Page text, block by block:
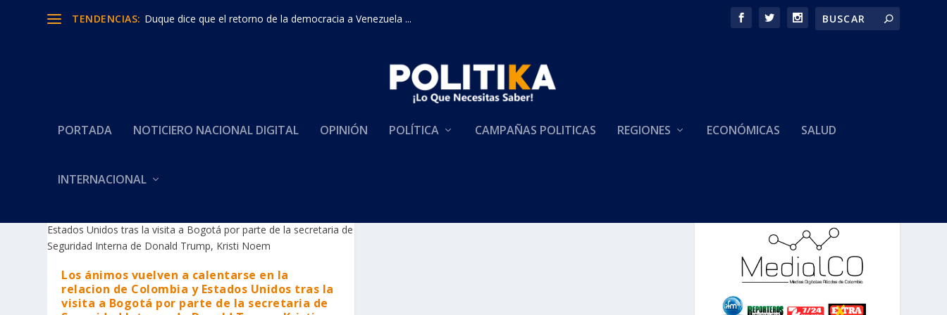
TENDENCIAS: Duque dice que el retorno de la democracia a Venezuela ...
PORTADA NOTICIERO NACIONAL DIGITAL OPINIÓN POLÍTICA CAMPAÑAS POLITICAS REGIONES ECONÓMICAS SALUD
INTERNACIONAL
Categoría: RELACIONES COLOMBIA- ESTADOS UNIDOS
Los ánimos vuelven a calentarse en la
relacion de Colombia y Estados Unidos tras la
visita a Bogotá por parte de la secretaria de